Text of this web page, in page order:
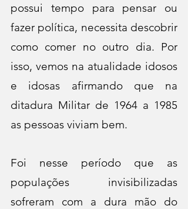
possui tempo para pensar ou
fazer política, necessita descobrir
como comer no outro dia. Por
isso, vemos na atualidade idosos
e idosas afirmando que na
ditadura Militar de 1964 a 1985
as pessoas viviam bem.
Foi nesse período que as
populações invisibilizadas
sofreram com a dura mão do